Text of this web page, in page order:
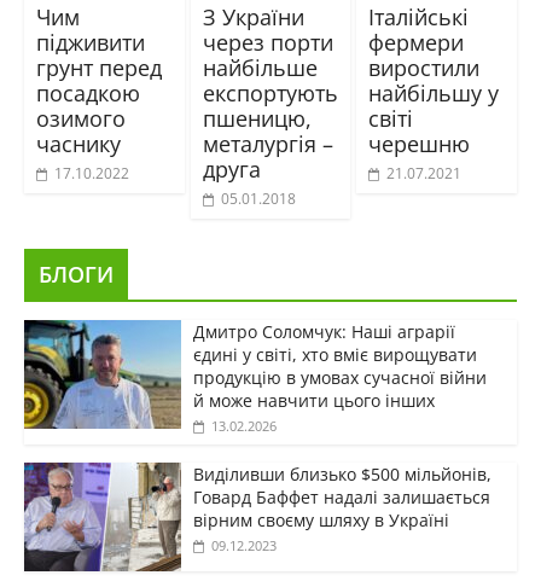
Чим
підживити
грунт перед
посадкою
озимого
часнику
17.10.2022
З України
через порти
найбільше
експортують
пшеницю,
металургія –
друга
05.01.2018
Італійські
фермери
виростили
найбільшу у
світі
черешню
21.07.2021
БЛОГИ
Дмитро Соломчук: Наші аграрії
єдині у світі, хто вміє вирощувати
продукцію в умовах сучасної війни
й може навчити цього інших
13.02.2026
Виділивши близько $500 мільйонів,
Говард Баффет надалі залишається
вірним своєму шляху в Україні
09.12.2023